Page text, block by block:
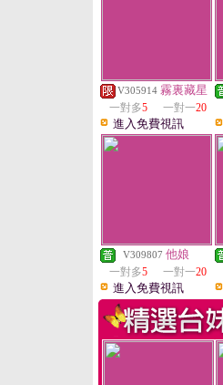
V305914 霧裏藏星
一對多5 一對一20
進入免費視訊
V309807 他娘
一對多5 一對一20
進入免費視訊